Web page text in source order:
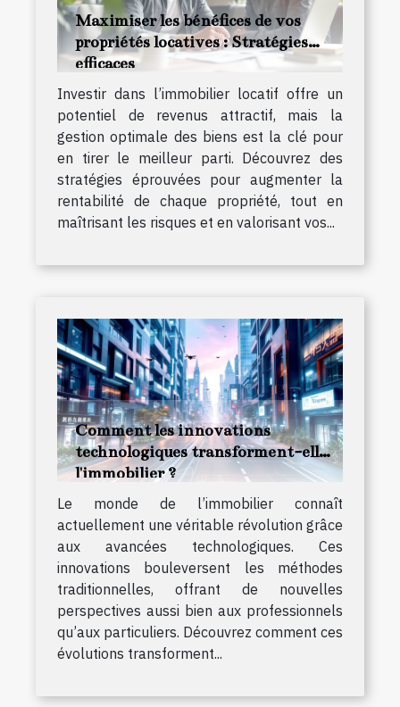
Maximiser les bénéfices de vos
propriétés locatives : Stratégies
efficaces
Investir dans l’immobilier locatif offre un
potentiel de revenus attractif, mais la
gestion optimale des biens est la clé pour
en tirer le meilleur parti. Découvrez des
stratégies éprouvées pour augmenter la
rentabilité de chaque propriété, tout en
maîtrisant les risques et en valorisant vos...
Comment les innovations
technologiques transforment-elles
l'immobilier ?
Le monde de l’immobilier connaît
actuellement une véritable révolution grâce
aux avancées technologiques. Ces
innovations bouleversent les méthodes
traditionnelles, offrant de nouvelles
perspectives aussi bien aux professionnels
qu’aux particuliers. Découvrez comment ces
évolutions transforment...